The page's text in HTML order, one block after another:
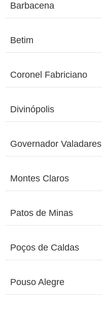
Barbacena
Betim
Coronel Fabriciano
Divinópolis
Governador Valadares
Montes Claros
Patos de Minas
Poços de Caldas
Pouso Alegre